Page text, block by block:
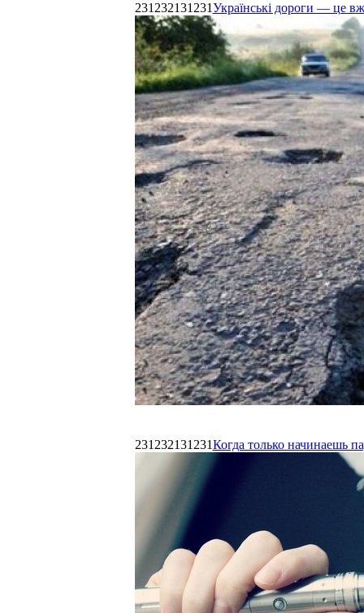
231232131231Українські дороги — це
231232131231Когда только начинаешь